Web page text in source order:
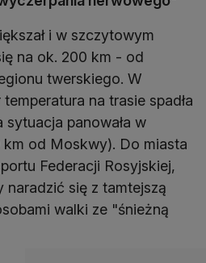
i w szczytowym
na ok. 200 km - od
twerskiego. W
na trasie spadła
panowała w
od Moskwy). Do miasta
Federacji Rosyjskiej,
naradzić się z tamtejszą
walki ze "śnieżną